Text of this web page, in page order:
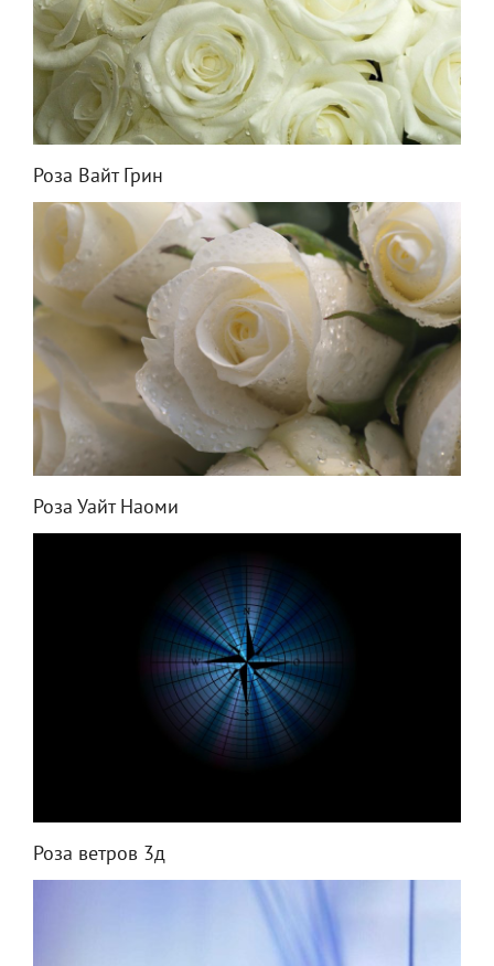
Роза Вайт Грин
Роза Уайт Наоми
Роза ветров 3д